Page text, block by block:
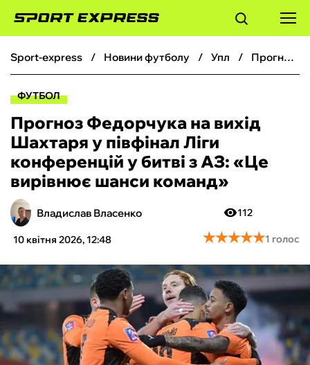
ФУТБОЛ
БОКС
ХОКЕЙ
ТЕНІС
КІБЕРСПОРТ
ЧС-2026
ФУТЗАЛ
sport-express новини футболу упл Прогноз Федорчука на вихід Шахтаря у півфінал Ліги конференцій у битві з АЗ: «‎Це вирівнює шанси команд»
ФУТБОЛ
Прогноз Федорчука на вихід
Шахтаря у півфінал Ліги
конференцій у битві з АЗ: «‎Це
вирівнює шанси команд»
Владислав Власенко
10 квітня 2026, 12:48
112
★★★★★
★★★★★1 голос